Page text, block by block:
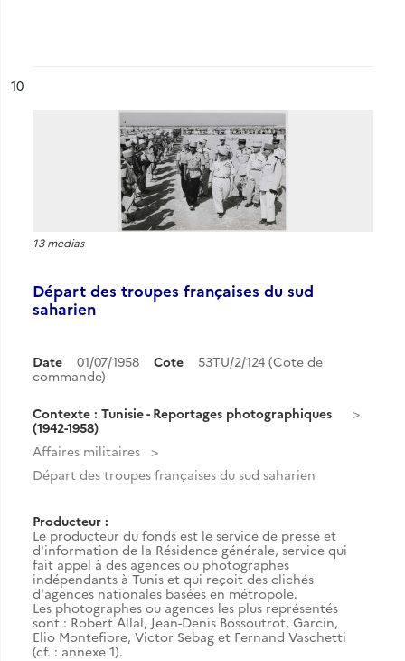
n°
10
13 medias
Départ des troupes françaises du sud
saharien
Date 01/07/1958 Cote
53TU/2/124 (Cote de
commande)
Contexte : Tunisie - Reportages photographiques
(1942-1958)
Affaires militaires
Départ des troupes françaises du sud saharien
Producteur :
Le producteur du fonds est le service de presse et
d'information de la Résidence générale, service qui
fait appel à des agences ou photographes
indépendants à Tunis et qui reçoit des clichés
d'agences nationales basées en métropole.
Les photographes ou agences les plus représentés
sont : Robert Allal, Jean-Denis Bossoutrot, Garcin,
Elio Montefiore, Victor Sebag et Fernand Vaschetti
(cf. : annexe 1).